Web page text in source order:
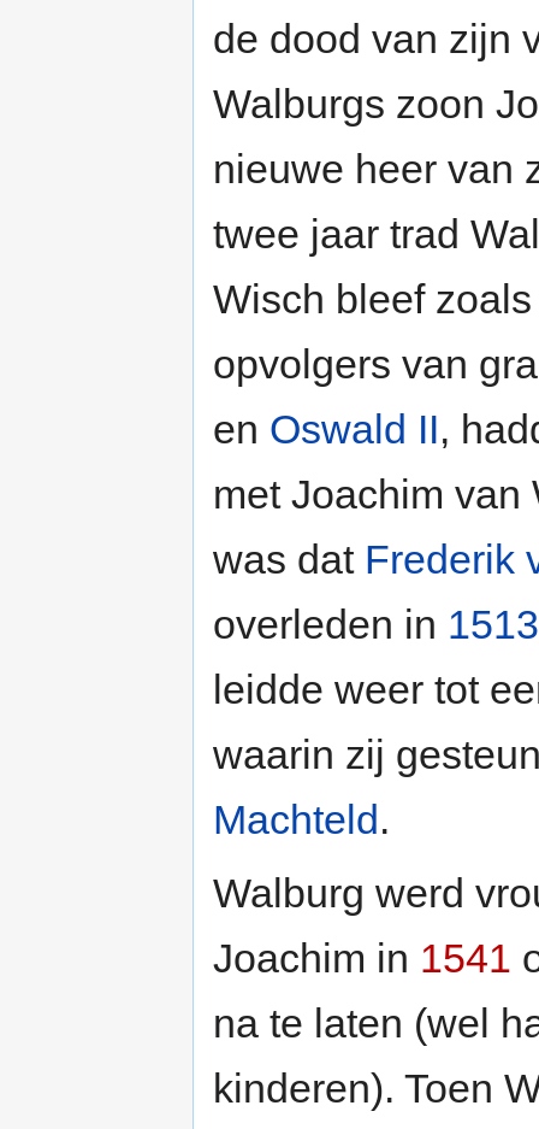
de dood van zijn
Walburgs zoon
nieuwe heer van
twee jaar trad
Wisch bleef
opvolgers van
en Oswald II,
met Joachim
was dat Frederik
overleden in 1513
leidde weer tot
waarin zij
Machteld.
Walburg werd
Joachim in 1541
na te laten (wel
kinderen). Toen